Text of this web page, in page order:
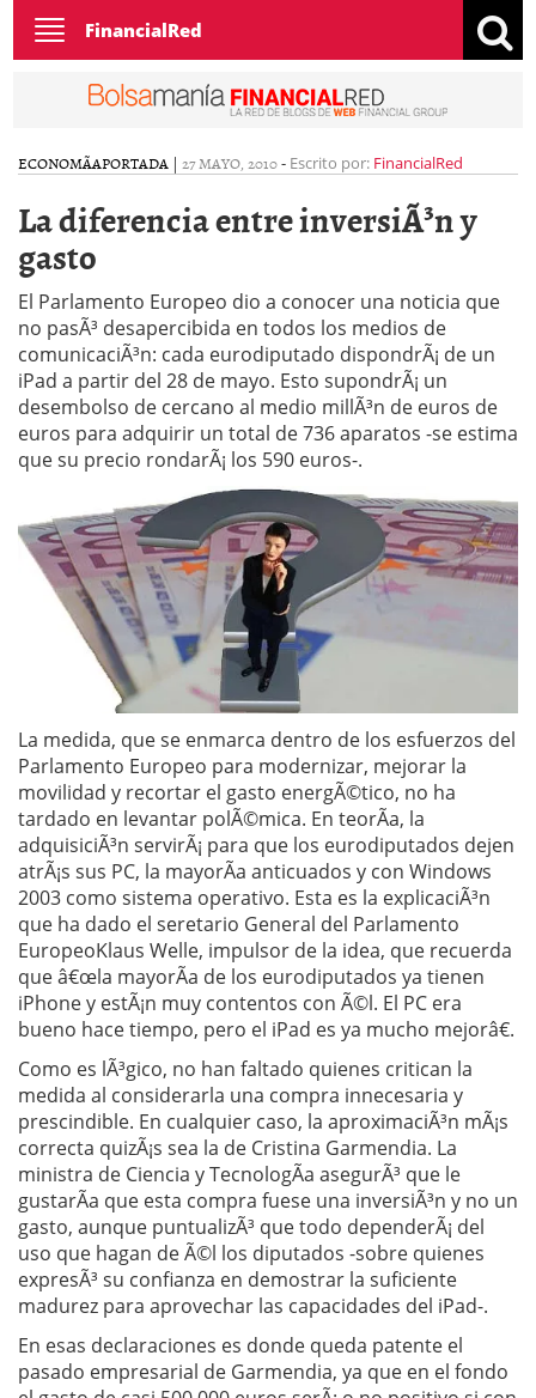
Toggle
navigation
FinancialRed
ECONOMÃ­APORTADA | 27 MAYO, 2010- Escrito por: FinancialRed
La diferencia entre inversiÃ³n y
gasto
El Parlamento Europeo dio a conocer una noticia que
no pasÃ³ desapercibida en todos los medios de
comunicaciÃ³n: cada eurodiputado dispondrÃ¡ de un
iPad a partir del 28 de mayo. Esto supondrÃ¡ un
desembolso de cercano al medio millÃ³n de euros de
euros para adquirir un total de 736 aparatos -se estima
que su precio rondarÃ¡ los 590 euros-.
La medida, que se enmarca dentro de los esfuerzos del
Parlamento Europeo para modernizar, mejorar la
movilidad y recortar el gasto energÃ©tico, no ha
tardado en levantar polÃ©mica. En teorÃ­a, la
adquisiciÃ³n servirÃ¡ para que los eurodiputados dejen
atrÃ¡s sus PC, la mayorÃ­a anticuados y con Windows
2003 como sistema operativo. Esta es la explicaciÃ³n
que ha dado el seretario General del Parlamento
EuropeoKlaus Welle, impulsor de la idea, que recuerda
que â€œla mayorÃ­a de los eurodiputados ya tienen
iPhone y estÃ¡n muy contentos con Ã©l. El PC era
bueno hace tiempo, pero el iPad es ya mucho mejorâ€.
Como es lÃ³gico, no han faltado quienes critican la
medida al considerarla una compra innecesaria y
prescindible. En cualquier caso, la aproximaciÃ³n mÃ¡s
correcta quizÃ¡s sea la de Cristina Garmendia. La
ministra de Ciencia y TecnologÃ­a asegurÃ³ que le
gustarÃ­a que esta compra fuese una inversiÃ³n y no un
gasto, aunque puntualizÃ³ que todo dependerÃ¡ del
uso que hagan de Ã©l los diputados -sobre quienes
expresÃ³ su confianza en demostrar la suficiente
madurez para aprovechar las capacidades del iPad-.
En esas declaraciones es donde queda patente el
pasado empresarial de Garmendia, ya que en el fondo